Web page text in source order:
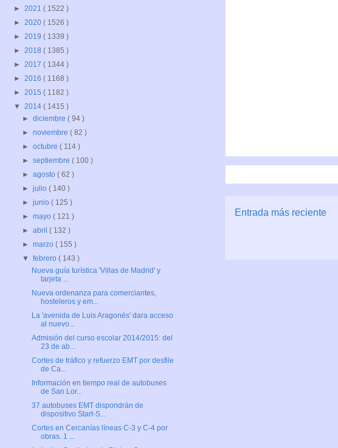
Entrada más reciente
► 2021 ( 1522 )
► 2020 ( 1526 )
► 2019 ( 1339 )
► 2018 ( 1385 )
► 2017 ( 1344 )
► 2016 ( 1168 )
► 2015 ( 1182 )
▼ 2014 ( 1415 )
►diciembre( 94 )
►noviembre( 82 )
►octubre( 114 )
►septiembre( 100 )
►agosto( 62 )
►julio( 140 )
►junio( 125 )
►mayo( 121 )
►abril( 132 )
►marzo( 155 )
▼febrero( 143 )
Nueva guía turística 'Villas de Madrid' y
tarjeta ...
Nueva ordenanza para comerciantes,
hosteleros y em...
La 'avenida de Luis Aragonés' dara acceso
al nuevo...
Admisión del curso escolar 2014/2015: del
23 de ab...
Cortes de tráfico y refuerzo EMT por desfile
de Ca...
Información en tiempo real de autobuses
de San Lor...
37 autobuses EMT dispondrán de
dispositivo Start-S...
Cortes en Cercanías líneas C-3 y C-4 por
obras. 1 ...